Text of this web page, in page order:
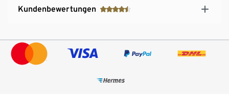
Kundenbewertungen